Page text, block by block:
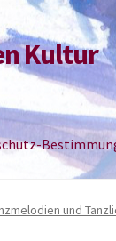
Kultur
Bestimmungen
und